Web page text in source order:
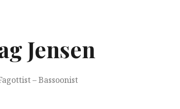
Jensen
– Bassoonist